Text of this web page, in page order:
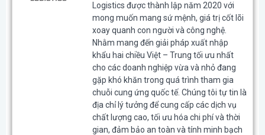
Logistics được thành lập năm 2020 với
mong muốn mang sứ mệnh, giá trị cốt lõi
xoay quanh con người và công nghệ.
Nhằm mang đến giải pháp xuất nhập
khẩu hai chiều Việt – Trung tối ưu nhất
cho các doanh nghiệp vừa và nhỏ đang
gặp khó khăn trong quá trình tham gia
chuỗi cung ứng quốc tế. Chúng tôi tự tin là
địa chỉ lý tưởng để cung cấp các dịch vụ
chất lượng cao, tối ưu hóa chi phí và thời
gian, đảm bảo an toàn và tính minh bạch